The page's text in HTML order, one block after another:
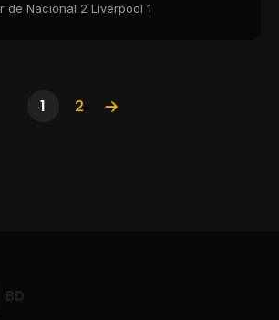
de Nacional 2 Liverpool 1
1 2
BD